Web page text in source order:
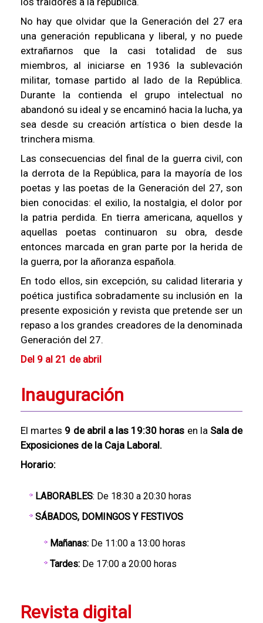
No hay que olvidar que la Generación del 27 era
una generación republicana y liberal, y no puede
extrañarnos que la casi totalidad de sus
miembros, al iniciarse en 1936 la sublevación
militar, tomase partido al lado de la República.
Durante la contienda el grupo intelectual no
abandonó su ideal y se encaminó hacia la lucha, ya
sea desde su creación artística o bien desde la
trinchera misma.
Las consecuencias del final de la guerra civil, con
la derrota de la República, para la mayoría de los
poetas y las poetas de la Generación del 27, son
bien conocidas: el exilio, la nostalgia, el dolor por
la patria perdida. En tierra americana, aquellos y
aquellas poetas continuaron su obra, desde
entonces marcada en gran parte por la herida de
la guerra, por la añoranza española.
En todo ellos, sin excepción, su calidad literaria y
poética justifica sobradamente su inclusión en la
presente exposición y revista que pretende ser un
repaso a los grandes creadores de la denominada
Generación del 27.
Del 9 al 21 de abril
Inauguración
El martes 9 de abril a las 19:30 horas en la Sala de
Exposiciones de la Caja Laboral.
Horario:
LABORABLES: De 18:30 a 20:30 horas
SÁBADOS, DOMINGOS Y FESTIVOS
Mañanas: De 11:00 a 13:00 horas
Tardes: De 17:00 a 20:00 horas
Revista digital